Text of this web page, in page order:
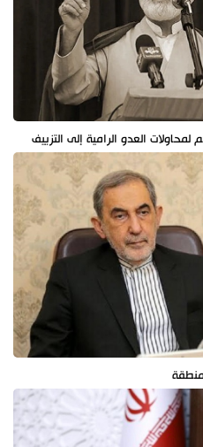
العدو الرامية إلى التزييف